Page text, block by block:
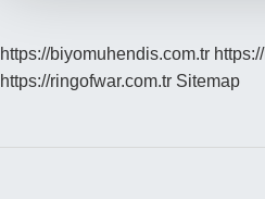
https://biyomuhendis.com.tr
https://ringofwar.com.tr Sitemap